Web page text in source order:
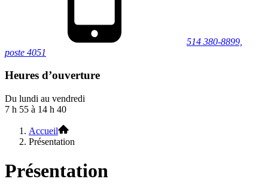
514 380-8899,
poste 4051
Heures d’ouverture
Du lundi au vendredi
7 h 55 à 14 h 40
Accueil
Présentation
Présentation